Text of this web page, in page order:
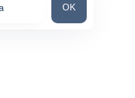
Bir ülkeyi/bölgeyi
OK